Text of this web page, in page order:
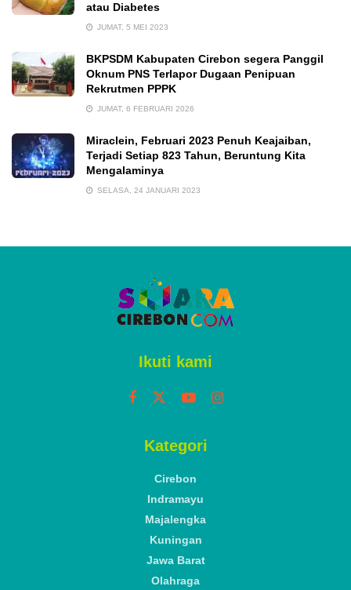
atau Diabetes
JUMAT, 5 MEI 2023
BKPSDM Kabupaten Cirebon segera Panggil
Oknum PNS Terlapor Dugaan Penipuan
Rekrutmen PPPK
JUMAT, 6 FEBRUARI 2026
Miraclein, Februari 2023 Penuh Keajaiban,
Terjadi Setiap 823 Tahun, Beruntung Kita
Mengalaminya
SELASA, 24 JANUARI 2023
Ikuti kami
Kategori
Cirebon
Indramayu
Majalengka
Kuningan
Jawa Barat
Olahraga